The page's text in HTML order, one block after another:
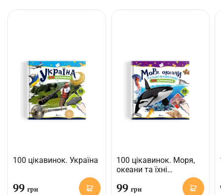
100 цікавинок. Україна
99 грн
100 цікавинок. Моря,
океани та їхні
99 грн